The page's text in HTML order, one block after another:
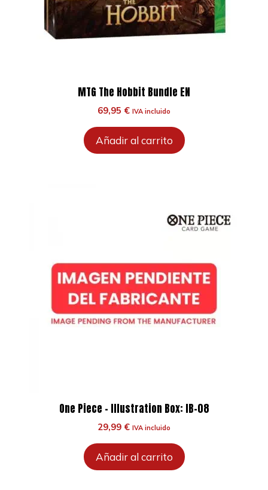
MTG The Hobbit Bundle EN
69,95 € IVA incluido
Añadir al carrito
One Piece – Illustration Box: IB-08
29,99 € IVA incluido
Añadir al carrito